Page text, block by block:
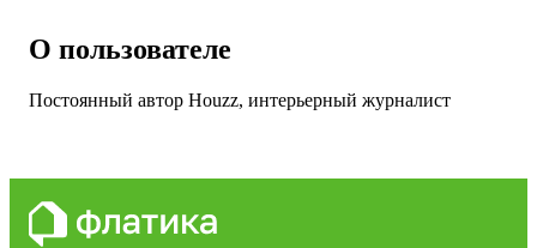
О пользователе
Постоянный автор Houzz, интерьерный журналист